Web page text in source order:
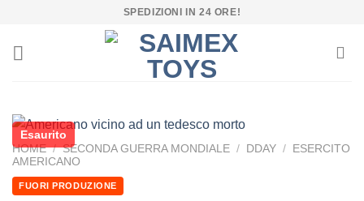
contenuti
SPEDIZIONI IN 24 ORE!
Esaurito
HOME / SECONDA GUERRA MONDIALE / DDAY /
ESERCITO
AMERICANO
FUORI PRODUZIONE